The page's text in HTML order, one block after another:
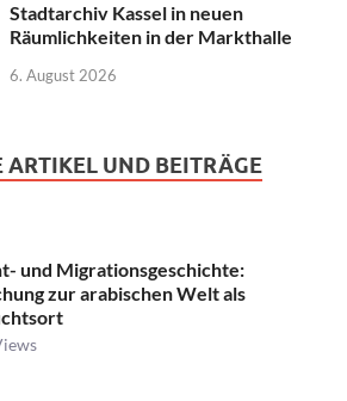
Stadtarchiv Kassel in neuen
Räumlichkeiten in der Markthalle
6. August 2026
ARTIKEL UND BEITRÄGE
und Migrationsgeschichte:
zur arabischen Welt als